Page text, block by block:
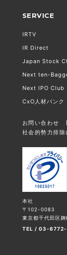
SERVICE
IRTV
IR Direct
Japan Stock
Next ten-
Next IPO Club
CxO人材バンク
お問い合わせ
社会的勢力排
本社
〒102-0083
東京都千代田区
TEL / 03-